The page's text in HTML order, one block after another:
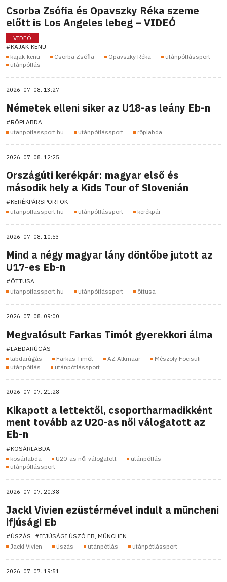
Csorba Zsófia és Opavszky Réka szeme
előtt is Los Angeles lebeg – VIDEÓ
VIDEÓ
#KAJAK-KENU
kajak-kenu
Csorba Zsófia Opavszky Réka
utánpótlássport
utánpótlás
2026. 07. 08. 13:27
Németek elleni siker az U18-as leány Eb-n
#RÖPLABDA
utanpotlassport.hu
utánpótlássport röplabda
2026. 07. 08. 12:25
Országúti kerékpár: magyar első és
második hely a Kids Tour of Slovenián
#KERÉKPÁRSPORTOK
utanpotlassport.hu
utánpótlássport kerékpár
2026. 07. 08. 10:53
Mind a négy magyar lány döntőbe jutott az
U17-es Eb-n
#ÖTTUSA
utanpotlassport.hu
utánpótlássport öttusa
2026. 07. 08. 09:00
Megvalósult Farkas Timót gyerekkori álma
#LABDARÚGÁS
labdarúgás
Farkas Timót AZ Alkmaar
Mészöly Focisuli
utánpótlás
utánpótlássport
2026. 07. 07. 21:28
Kikapott a lettektől, csoportharmadikként
ment tovább az U20-as női válogatott az
Eb-n
#KOSÁRLABDA
kosárlabda
U20-as női válogatott
utánpótlás
utánpótlássport
2026. 07. 07. 20:38
Jackl Vivien ezüstérmével indult a müncheni
ifjúsági Eb
#ÚSZÁS #IFJÚSÁGI ÚSZÓ EB, MÜNCHEN
Jackl Vivien
úszás utánpótlás utánpótlássport
2026. 07. 07. 19:51